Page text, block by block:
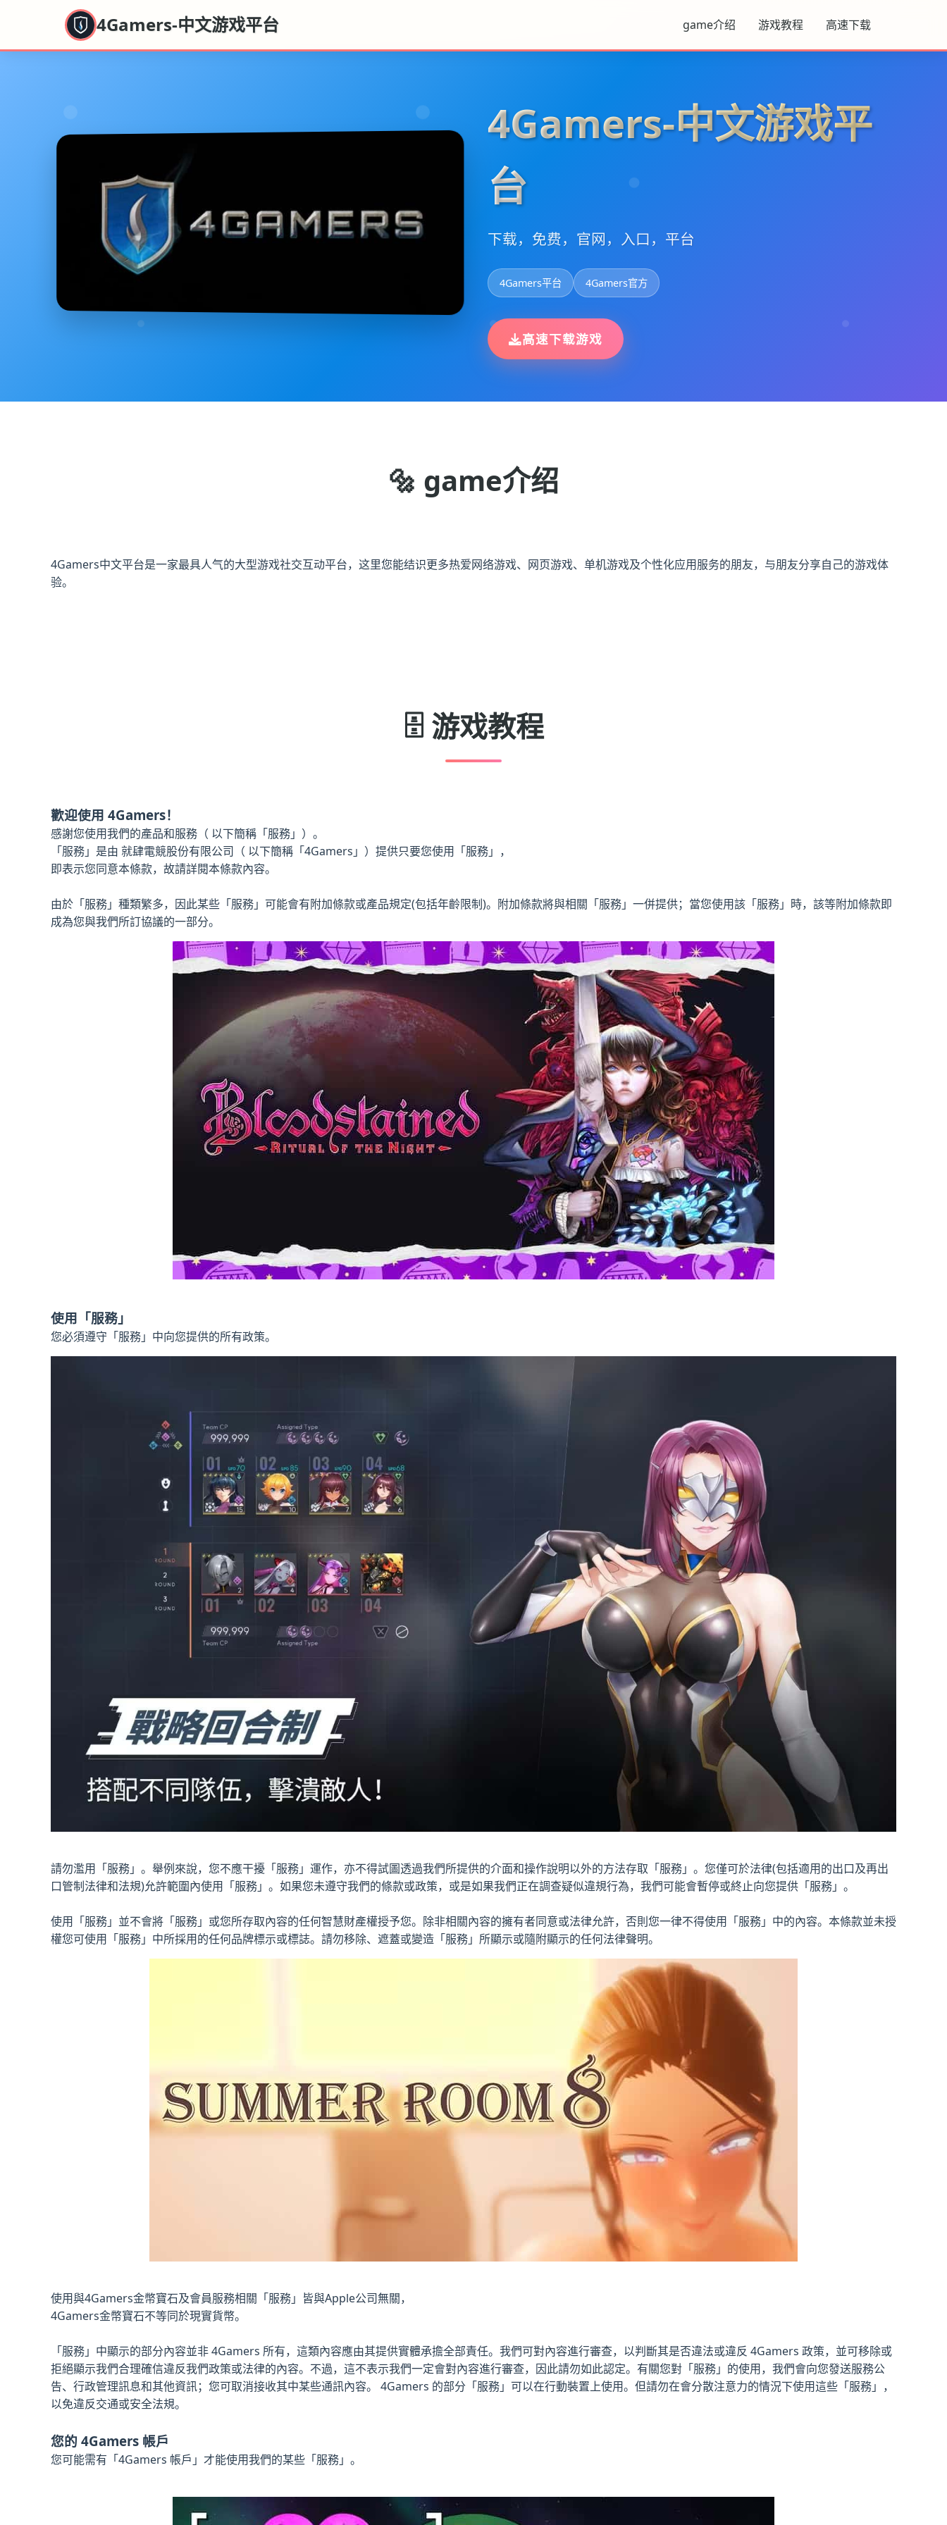
4Gamers-中文游戏平台 game介绍 游戏教程 高速下载
4Gamers-中文游戏平
台
下载，免费，官网，入口，平台
4Gamers平台 4Gamers官方
高速下载游戏
🔩 game介绍
4Gamers中文平台是一家最具人气的大型游戏社交互动平台，这里您能结识更多热爱网络游戏、网页游戏、单机游戏及个性化应用服务的朋友，与朋友分享自己的游戏体
验。
🗄️ 游戏教程
歡迎使用 4Gamers！
感謝您使用我們的產品和服務（ 以下簡稱「服務」）。
「服務」是由 就肆電競股份有限公司（ 以下簡稱「4Gamers」）提供只要您使用「服務」，
即表示您同意本條款，故請詳閱本條款內容。
由於「服務」種類繁多，因此某些「服務」可能會有附加條款或產品規定(包括年齡限制)。附加條款將與相關「服務」一併提供；當您使用該「服務」時，該等附加條款即
成為您與我們所訂協議的一部分。
使用「服務」
您必須遵守「服務」中向您提供的所有政策。
請勿濫用「服務」。舉例來說，您不應干擾「服務」運作，亦不得試圖透過我們所提供的介面和操作說明以外的方法存取「服務」。您僅可於法律(包括適用的出口及再出
口管制法律和法規)允許範圍內使用「服務」。如果您未遵守我們的條款或政策，或是如果我們正在調查疑似違規行為，我們可能會暫停或終止向您提供「服務」。
使用「服務」並不會將「服務」或您所存取內容的任何智慧財產權授予您。除非相關內容的擁有者同意或法律允許，否則您一律不得使用「服務」中的內容。本條款並未授
權您可使用「服務」中所採用的任何品牌標示或標誌。請勿移除、遮蓋或變造「服務」所顯示或隨附顯示的任何法律聲明。
使用與4Gamers金幣寶石及會員服務相關「服務」皆與Apple公司無關，
4Gamers金幣寶石不等同於現實貨幣。
「服務」中顯示的部分內容並非 4Gamers 所有，這類內容應由其提供實體承擔全部責任。我們可對內容進行審查，以判斷其是否違法或違反 4Gamers 政策，並可移除或
拒絕顯示我們合理確信違反我們政策或法律的內容。不過，這不表示我們一定會對內容進行審查，因此請勿如此認定。有關您對「服務」的使用，我們會向您發送服務公
告、行政管理訊息和其他資訊；您可取消接收其中某些通訊內容。 4Gamers 的部分「服務」可以在行動裝置上使用。但請勿在會分散注意力的情況下使用這些「服務」，
以免違反交通或安全法規。
您的 4Gamers 帳戶
您可能需有「4Gamers 帳戶」才能使用我們的某些「服務」。